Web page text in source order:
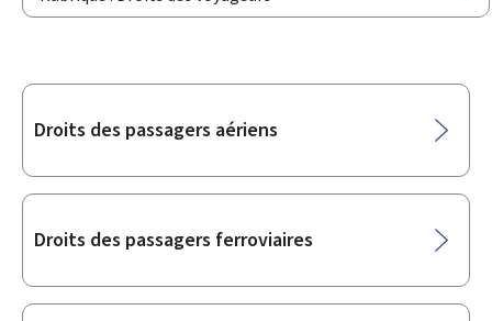
Sous-
Droits des passagers aériens
Droits des passagers ferroviaires